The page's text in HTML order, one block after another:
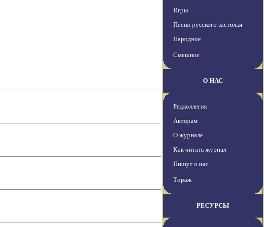
Игры
Песни русского застолья
Народное
Смешное
О НАС
Редколлегия
Авторам
О журнале
Как читать журнал
Пишут о нас
Тираж
РЕСУРСЫ